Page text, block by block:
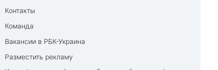
Контакты
Команда
Вакансии в РБК-Украина
Разместить рекламу